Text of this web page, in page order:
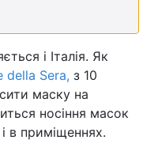
і Італія. Як
della Sera, з 10
маску на
носіння масок
в приміщеннях.